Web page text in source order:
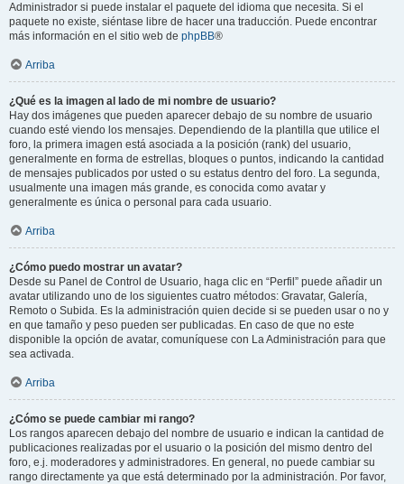
Administrador si puede instalar el paquete del idioma que necesita. Si el
paquete no existe, siéntase libre de hacer una traducción. Puede encontrar
más información en el sitio web de phpBB®
Arriba
¿Qué es la imagen al lado de mi nombre de usuario?
Hay dos imágenes que pueden aparecer debajo de su nombre de usuario
cuando esté viendo los mensajes. Dependiendo de la plantilla que utilice el
foro, la primera imagen está asociada a la posición (rank) del usuario,
generalmente en forma de estrellas, bloques o puntos, indicando la cantidad
de mensajes publicados por usted o su estatus dentro del foro. La segunda,
usualmente una imagen más grande, es conocida como avatar y
generalmente es única o personal para cada usuario.
Arriba
¿Cómo puedo mostrar un avatar?
Desde su Panel de Control de Usuario, haga clic en “Perfil” puede añadir un
avatar utilizando uno de los siguientes cuatro métodos: Gravatar, Galería,
Remoto o Subida. Es la administración quien decide si se pueden usar o no y
en que tamaño y peso pueden ser publicadas. En caso de que no este
disponible la opción de avatar, comuníquese con La Administración para que
sea activada.
Arriba
¿Cómo se puede cambiar mi rango?
Los rangos aparecen debajo del nombre de usuario e indican la cantidad de
publicaciones realizadas por el usuario o la posición del mismo dentro del
foro, e.j. moderadores y administradores. En general, no puede cambiar su
rango directamente ya que está determinado por la administración. Por favor,